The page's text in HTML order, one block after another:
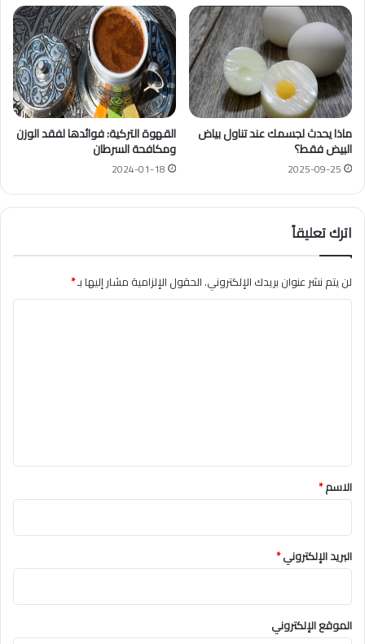
ماذا يحدث لجسمك عند تناول بياض
البيض فقط؟
2025-09-25
القهوة التركية: فوائدها لفقد الوزن
ومكافحة السرطان
2024-01-18
اترك تعليقاً
لن يتم نشر عنوان بريدك الإلكتروني.الحقول الإلزامية مشار إليها بـ*
*
الاسم*
البريد الإلكتروني*
الموقع الإلكتروني